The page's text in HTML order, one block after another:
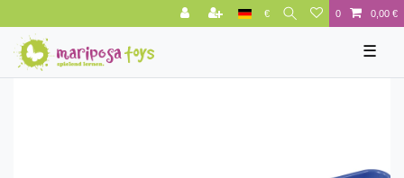
€ 0 0,00 €
☰